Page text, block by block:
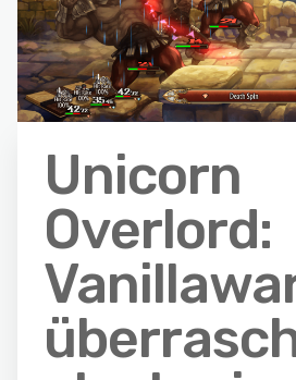
Unicorn
Overlord: